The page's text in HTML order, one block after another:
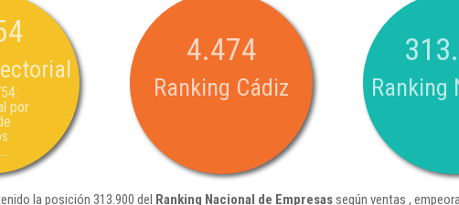
por
4.474
Ranking Cádiz Ranking
la posición 313.900 del Ranking Nacional de Empresassegún ventas ,